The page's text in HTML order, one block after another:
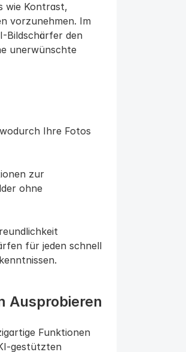
wie Kontrast,
vorzunehmen. Im
Bildschärfer den
unerwünschte
Ihre Fotos
zur
ohne
für jeden schnell
Ausprobieren
Funktionen
gestützten